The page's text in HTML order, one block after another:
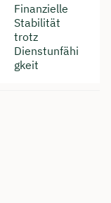
Finanzielle
Stabilität
trotz
Dienstunfähi
gkeit